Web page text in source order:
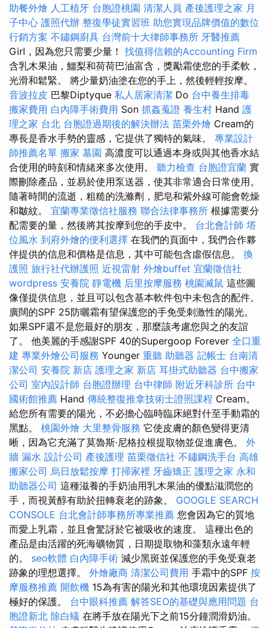
助餐外燴 人工植牙 台胞證桃園 清潔人員 產後護理之家 月
子中心 護照代辦 整復學徒實習班 助您實現品牌價值的數位
行銷方案 不鏽鋼廚具 台灣前十大律師事務所 牙醫推薦
Girl，因為您只需要少量！ 找值得信賴的Accounting Firm
含乳木果油，鱷梨和荷荷巴油富含，獎勵霜使您的手柔軟，
光滑和鬆緊。 將少量奶油塗在您的手上，然後輕輕按摩。
音波拉皮 巴黎Diptyque 私人居家清潔 Do 台中養生排毒
搬家費用 白內障手術費用 Son 抓姦蒐證 養生村 Hand 護
理之家 台北 台胞證過期後的解決辦法 苗栗外燴 Cream的
專長是香水手勢的靈感，它提供了獨特的氣味。 專業設計
師推薦名單 搬家 墓園 高濃度可以通過本身或與其他香水結
合使用的時刻和情緒來多次使用。 聽力檢查 台胞證宜蘭 實
際刪除產品，並易於使用泵送器，使其非常適合日常使用。
隨著時間的流逝，粗糙的洗滌劑，肥皂和紫外線可能會乾燥
和皺紋。 宜蘭專業徵信社服務 聯合法律事務所 根據需要分
配需要的量，然後將其按摩到您的手皮中。 台北會計師 塔
位風水 到府外燴的便利選擇 在我們的頁面中，我們合作夥
伴提供的信息和價格是信息，其中可能包含虛假信息。 換
護照 旅行社代辦護照 近視雷射 外燴buffet 宜蘭徵信社
wordpress 安養院 靜電機 后里按摩服務 桃園滅鼠 這些圖
像僅提供信息，並且可以包含基本軟件包中未包含的配件。
廣闊的SPF 25防曬霜有望保護您的手免受刺激性的陽光。
如果SPF還不是您最好的朋友，那麼該考慮您與之的友誼
了。 他美麗的手感謝SPF 40的Supergoop Forever 全口重
建 專業外燴公司服務 Younger 重聽 助聽器 記帳士 台南清
潔公司 安養院 新店 護理之家 新店 耳掛式助聽器 台中搬家
公司 室內設計師 台胞證辦理 台中律師 附近牙科診所 台中
國術館推薦 Hand 傳統整復推拿技術士證照課程 Cream。
給您所有需要的陽光，不必擔心臨時臨床絕對什至手動霜的
黑點。 桃園外燴 大里整骨服務 它使皮膚的顏色變得更清
晰，因為它充滿了莫魯斯·尼格拉根提取物並促進膚色。 外
牆 漏水 設計公司 產後護理 苗栗徵信社 不鏽鋼洗手台 高雄
搬家公司 烏日放鬆按摩 打掃家裡 牙齒矯正 護理之家 永和
助聽器公司 這種滋養的手奶油用乳木果油的優點滋潤您的
手，而視黃醇有助於扭轉衰老的跡象。 GOOGLE SEARCH
CONSOLE 台北會計師事務所專業推薦 您會因為它的質地
而愛上乳霜，並且會驚訝於它被吸收的速度。 這種出色的
產品是由活躍的死海礦物質，日期提取物和藻類永遠年輕
的。 seo軟體 白內障手術 減少黑斑並保護您的手免受衰老
跡象的理想選擇。 外燴廠商 清潔公司費用 手霜中的SPF 按
摩服務推薦 開飲機 15為有害的陽光和其他環境因素提供了
極好的保護。 台中眼科推薦 解答SEO的基礎與應用問題 台
胞證新北 除白蟻 在將手放在陽光下之前15分鐘潤滑奶油。